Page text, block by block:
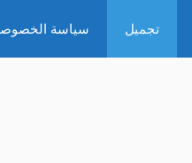
تجميل سياسة